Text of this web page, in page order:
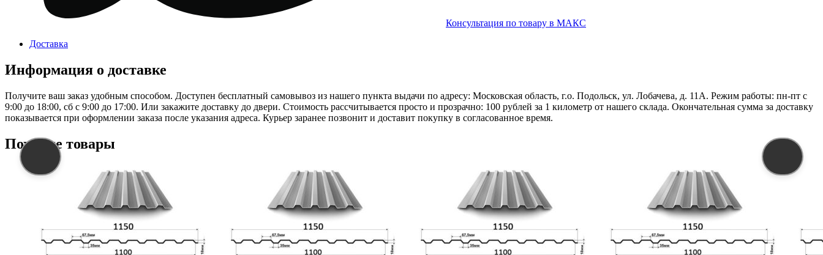
Консультация по товару в МАКС
Доставка
Информация о доставке
Получите ваш заказ удобным способом. Доступен бесплатный самовывоз из нашего пункта выдачи по адресу: Московская область, г.о. Подольск, ул. Лобачева, д. 11А. Режим работы: пн-пт с
9:00 до 18:00, сб с 9:00 до 17:00. Или закажите доставку до двери. Стоимость рассчитывается просто и прозрачно: 100 рублей за 1 километр от нашего склада. Окончательная сумма за доставку
показывается при оформлении заказа после указания адреса. Курьер заранее позвонит и доставит покупку в согласованное время.
Похожие товары